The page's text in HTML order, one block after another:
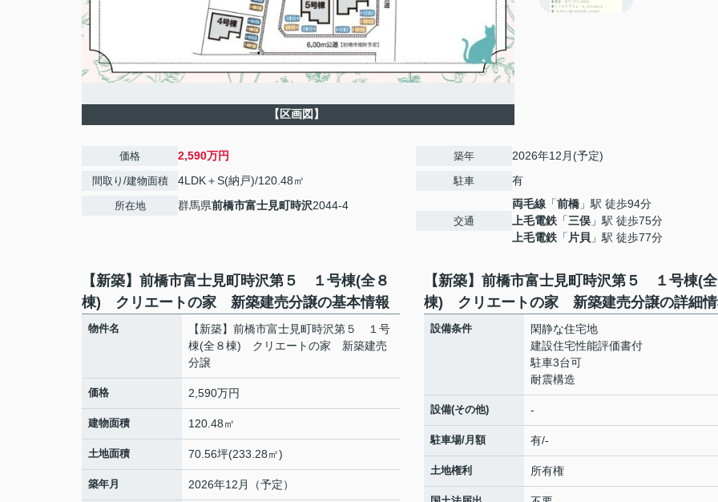
【区画図】
価格 2,590万円
間取り/建物面積 4LDK＋S(納戸)/120.48㎡
所在地 群馬県前橋市富士見町時沢2044-4
築年 2026年12月(予定)
駐車 有
交通
両毛線 「前橋 」駅 徒歩94分
上毛電鉄 「三俣 」駅 徒歩75分
上毛電鉄 「 片貝 」駅 徒歩77分
【新築】前橋市富士見町時沢第５ １号棟(全８
棟) クリエートの家 新築建売分譲の基本情報
物件名
【新築】前橋市富士見町時沢第５ １号
棟(全８棟) クリエートの家 新築建売
分譲
価格 2,590万円
建物面積 120.48㎡
土地面積 70.56坪(233.28㎡)
築年月 2026年12月（予定）
【新築】前橋市富士見町時沢第５ １号棟(
棟) クリエートの家 新築建売分譲の詳細
設備条件
閑静な住宅地
建設住宅性能評価書付
駐車3台可
耐震構造
設備(その他) -
駐車場/月額 有/-
土地権利 所有権